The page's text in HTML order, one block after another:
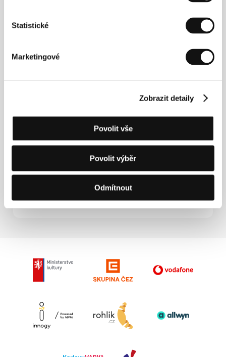
Statistické
Marketingové
Zobrazit detaily
Povolit vše
Povolit výběr
Odmítnout
E-mail:
Film Director